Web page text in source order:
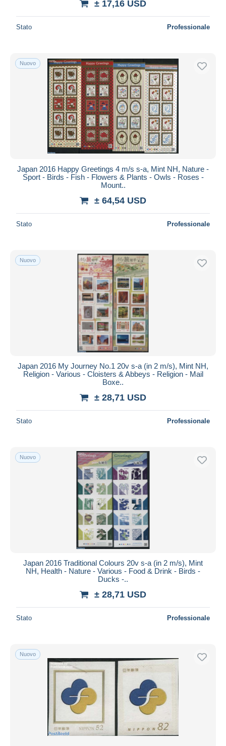
± 17,16 USD
Stato Professionale
Nuovo
Japan 2016 Happy Greetings 4 m/s s-a, Mint NH, Nature -
Sport - Birds - Fish - Flowers & Plants - Owls - Roses -
Mount..
± 64,54 USD
Stato Professionale
Nuovo
Japan 2016 My Journey No.1 20v s-a (in 2 m/s), Mint NH,
Religion - Various - Cloisters & Abbeys - Religion - Mail
Boxe..
± 28,71 USD
Stato Professionale
Nuovo
Japan 2016 Traditional Colours 20v s-a (in 2 m/s), Mint
NH, Health - Nature - Various - Food & Drink - Birds -
Ducks -..
± 28,71 USD
Stato Professionale
Nuovo